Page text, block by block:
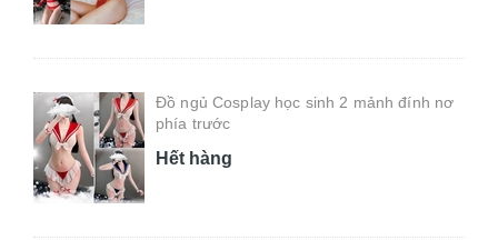
Đồ ngủ Cosplay học sinh 2 mảnh đính nơ
phía trước
Hết hàng